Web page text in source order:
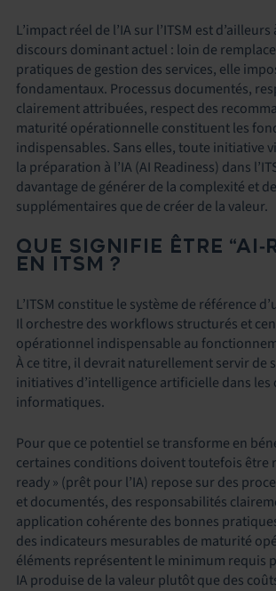
L’impact réel de l’IA sur l’ITSM est d’ailleurs
discours dominant actuel : loin de
pratiques de gestion des services, elle
fondamentaux. Processus documentés,
clairement attribuées, respect des
maturité opérationnelle constituent les
indispensables. Sans elles, toute initiative
la préparation à l’IA (AI Readiness) dans
davantage de générer de la complexité et
supplémentaires que de créer de la valeur.
QUE SIGNIFIE ÊTRE “AI‑
EN ITSM ?
L’ITSM constitue le système de référence
Il orchestre des workflows structurés et
opérationnel indispensable au
À ce titre, il devrait naturellement servir de
initiatives d’intelligence artificielle dans
informatiques.
Pour que ce potentiel se transforme en
certaines conditions doivent toutefois être
ready » (prêt pour l’IA) repose sur des
et documentés, des responsabilités
application cohérente des bonnes
des indicateurs mesurables de maturité
éléments représentent le minimum requis
IA produise de la valeur plutôt que des